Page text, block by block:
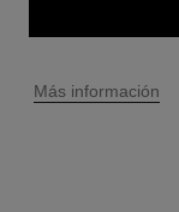
↩
Más información